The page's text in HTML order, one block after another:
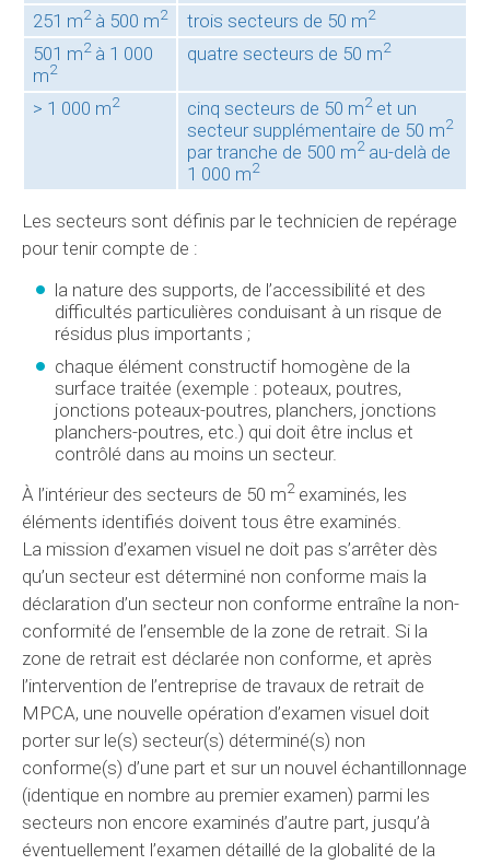
251 m2à 500 m2 trois secteurs de 50 m2
501 m2à 1 000
m2
quatre secteurs de 50 m2
> 1 000 m2 cinq secteurs de 50 m2et un
secteur supplémentaire de 50 m2
par tranche de 500 m2au-delà de
1 000 m2
Les secteurs sont définis par le technicien de repérage
pour tenir compte de :
la nature des supports, de l’accessibilité et des
difficultés particulières conduisant à un risque de
résidus plus importants ;
chaque élément constructif homogène de la
surface traitée (exemple : poteaux, poutres,
jonctions poteaux-poutres, planchers, jonctions
planchers-poutres, etc.) qui doit être inclus et
contrôlé dans au moins un secteur.
À l’intérieur des secteurs de 50 m2examinés, les
éléments identifiés doivent tous être examinés.
La mission d’examen visuel ne doit pas s’arrêter dès
qu’un secteur est déterminé non conforme mais la
déclaration d’un secteur non conforme entraîne la non-
conformité de l’ensemble de la zone de retrait. Si la
zone de retrait est déclarée non conforme, et après
l’intervention de l’entreprise de travaux de retrait de
MPCA, une nouvelle opération d’examen visuel doit
porter sur le(s) secteur(s) déterminé(s) non
conforme(s) d’une part et sur un nouvel échantillonnage
(identique en nombre au premier examen) parmi les
secteurs non encore examinés d’autre part, jusqu’à
éventuellement l’examen détaillé de la globalité de la